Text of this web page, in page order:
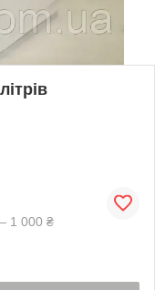
1 000 ₴